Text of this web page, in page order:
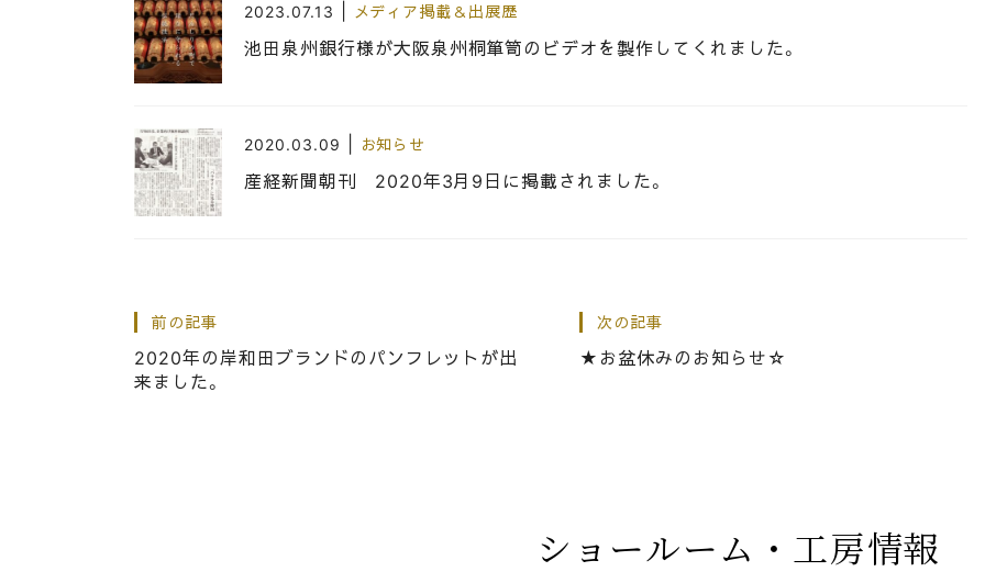
2023.07.13 メディア掲載＆出展歴
池田泉州銀行様が大阪泉州桐箪笥のビデオを製作してくれました。
2020.03.09 お知らせ
産経新聞朝刊 2020年3月9日に掲載されました。
朝日放送「一志相伝」の番組に出演いたしました。
前の記事
2020年の岸和田ブランドのパンフレットが出
来ました。
次の記事
★お盆休みのお知らせ☆
ショールーム・工房情報